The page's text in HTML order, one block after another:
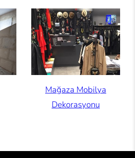
Mağaza Mobilya
Dekorasyonu